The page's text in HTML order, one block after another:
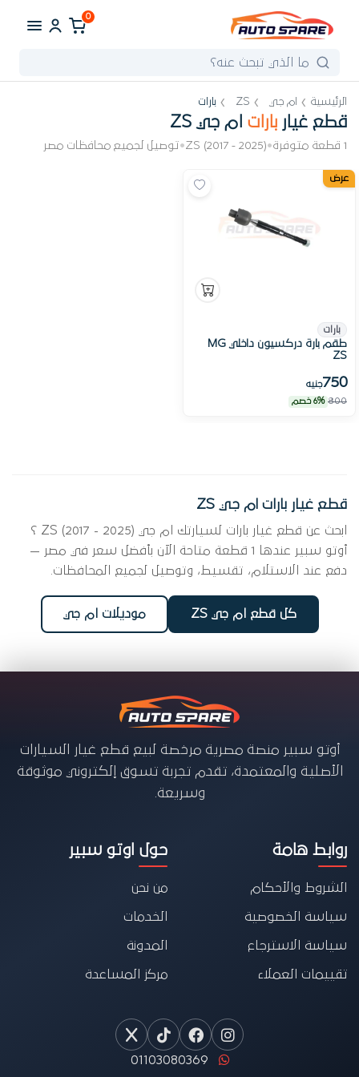
0
الرئيسية ام جي ZS بارات
قطع غيار بارات ام جي ZS
1 قطعة متوفرة •
ZS (2017 - 2025)
•توصيل لجميع محافظات مصر
عرض
بارات
طقم بارة دركسيون داخلي MG
ZS
750جنيه
800 6% خصم
قطع غيار بارات ام جي ZS
ابحث عن قطع غيار بارات لسيارتك ام جي ZS (2017 - 2025) ؟
أوتو سبير عندها 1 قطعة متاحة الآن بأفضل سعر في مصر —
دفع عند الاستلام، تقسيط، وتوصيل لجميع المحافظات.
كل قطع ام جي ZS موديلات ام جي
أوتو سبير منصة مصرية مرخصة لبيع قطع غيار السيارات
الأصلية والمعتمدة، تقدم تجربة تسوق إلكتروني موثوقة
وسريعة.
روابط هامة
الشروط والأحكام
سياسة الخصوصية
سياسة الاسترجاع
تقييمات العملاء
حول اوتو سبير
من نحن
الخدمات
المدونة
مركز المساعدة